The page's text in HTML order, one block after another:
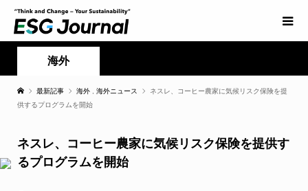
海外
最新記事 海外 海外ニュース
ネスレ、コーヒー農家に気候リスク保険を提
供するプログラムを開始
ネスレ、コーヒー農家に気候リスク保険を提供す
るプログラムを開始